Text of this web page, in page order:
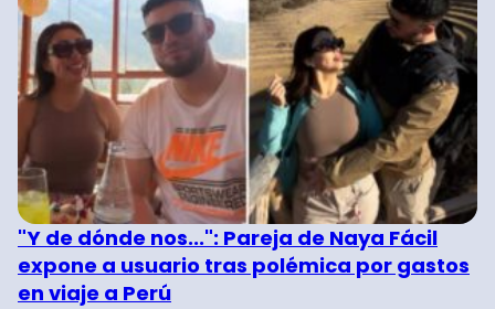
"Y de dónde nos...": Pareja de Naya Fácil
expone a usuario tras polémica por gastos
en viaje a Perú